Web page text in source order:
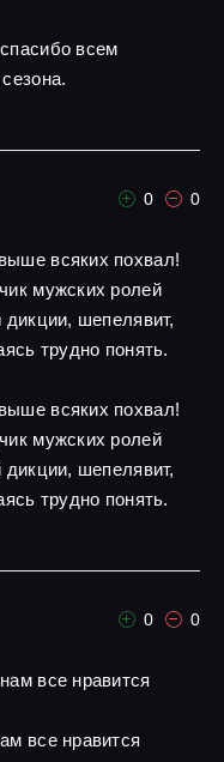
всем
0 0
всяких похвал!
мужских ролей
дикции, шепелявит,
трудно понять.
всяких похвал!
мужских ролей
дикции, шепелявит,
трудно понять.
0 0
все нравится
все нравится